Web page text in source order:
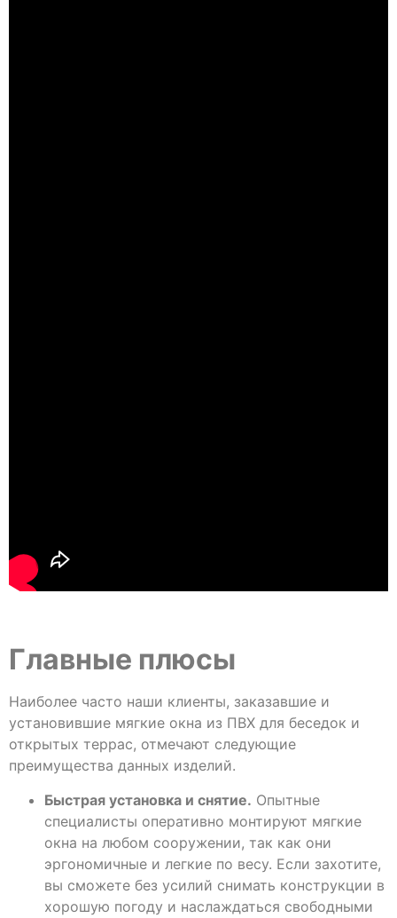
Главные плюсы
Наиболее часто наши клиенты, заказавшие и
установившие мягкие окна из ПВХ для беседок и
открытых террас, отмечают следующие
преимущества данных изделий.
Быстрая установка и снятие. Опытные
специалисты оперативно монтируют мягкие
окна на любом сооружении, так как они
эргономичные и легкие по весу. Если захотите,
вы сможете без усилий снимать конструкции в
хорошую погоду и наслаждаться свободными